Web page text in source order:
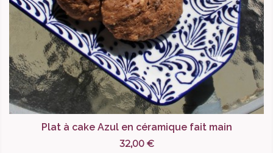
Plat à cake Azul en céramique fait main
32,00 €